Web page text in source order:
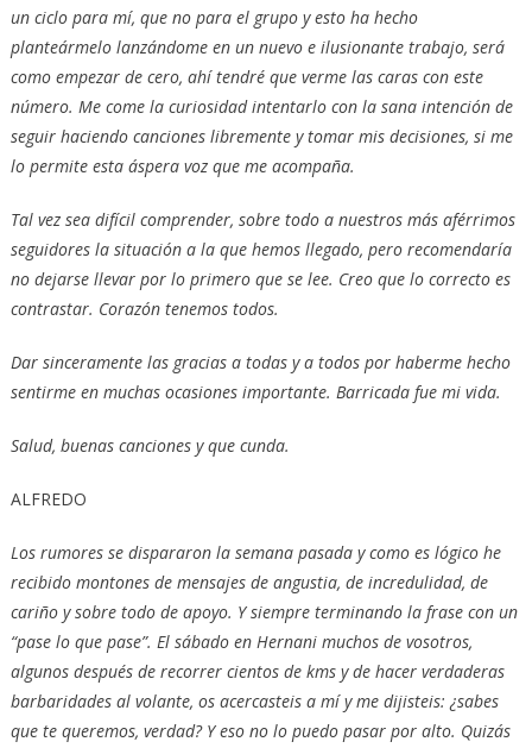
un ciclo para mí, que no para el grupo y esto ha hecho
planteármelo lanzándome en un nuevo e ilusionante trabajo, será
como empezar de cero, ahí tendré que verme las caras con este
número. Me come la curiosidad intentarlo con la sana intención de
seguir haciendo canciones libremente y tomar mis decisiones, si me
lo permite esta áspera voz que me acompaña.
Tal vez sea difícil comprender, sobre todo a nuestros más aférrimos
seguidores la situación a la que hemos llegado, pero recomendaría
no dejarse llevar por lo primero que se lee. Creo que lo correcto es
contrastar. Corazón tenemos todos.
Dar sinceramente las gracias a todas y a todos por haberme hecho
sentirme en muchas ocasiones importante. Barricada fue mi vida.
Salud, buenas canciones y que cunda.
ALFREDO
Los rumores se dispararon la semana pasada y como es lógico he
recibido montones de mensajes de angustia, de incredulidad, de
cariño y sobre todo de apoyo. Y siempre terminando la frase con un
“pase lo que pase”. El sábado en Hernani muchos de vosotros,
algunos después de recorrer cientos de kms y de hacer verdaderas
barbaridades al volante, os acercasteis a mí y me dijisteis: ¿sabes
que te queremos, verdad? Y eso no lo puedo pasar por alto. Quizás